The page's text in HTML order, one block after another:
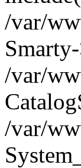
/var/
/var/
/var/